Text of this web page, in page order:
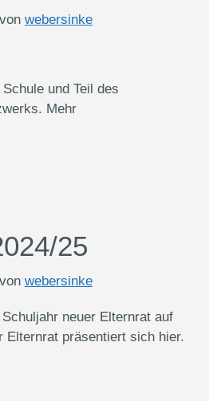
von webersinke
und Teil des
Mehr
25
von webersinke
neuer Elternrat auf
Elternrat präsentiert sich hier.